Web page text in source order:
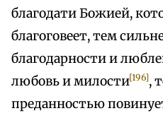
благодати Божией,
благоговеет, тем
благодарности и
любовь и милости[196],
преданностью